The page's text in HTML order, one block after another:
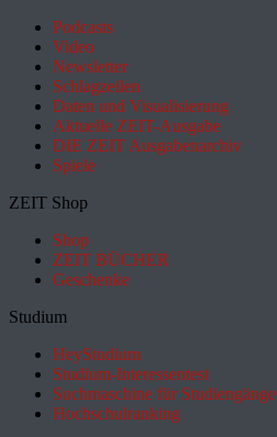
Podcasts
Video
Newsletter
Schlagzeilen
Daten und Visualisierung
Aktuelle ZEIT-Ausgabe
DIE ZEIT Ausgabenarchiv
Spiele
ZEIT Shop
Shop
ZEIT BÜCHER
Geschenke
Studium
HeyStudium
Studium-Interessentest
Suchmaschine für Studiengänge
Hochschulranking